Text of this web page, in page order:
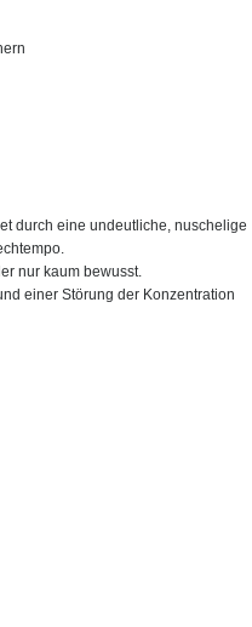
durch eine undeutliche, nuschelige
nur kaum bewusst.
einer Störung der Konzentration